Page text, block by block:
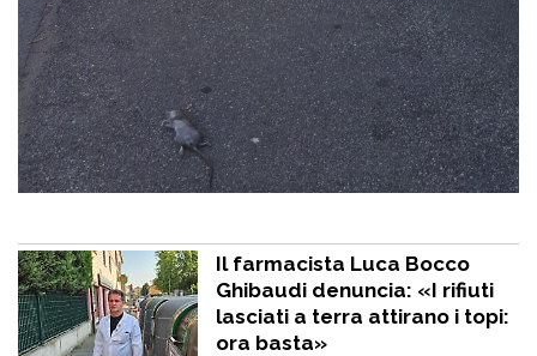
Il farmacista Luca Bocco
Ghibaudi denuncia: «I rifiuti
lasciati a terra attirano i topi:
ora basta»